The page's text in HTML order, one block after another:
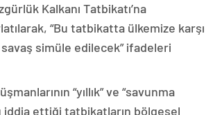
Kalkanı Tatbikatı’na
“Bu tatbikatta ülkemize karşı
simüle edilecek” ifadeleri
“yıllık” ve “savunma
iddia ettiği tatbikatların bölgesel